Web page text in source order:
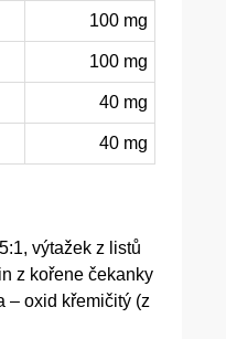
100 mg
100 mg
40 mg
40 mg
výtažek z listů
z kořene čekanky
– oxid křemičitý (z